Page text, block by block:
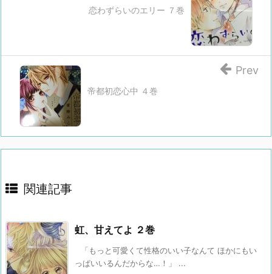
恋わずらいのエリー ７巻
帝都初恋心中 ４巻
Prev
関連記事
虹、甘えてよ ２巻
「もっと可愛くて性格のいい子なんて ほかにもい
っぱいいるんだからな…！」 ...